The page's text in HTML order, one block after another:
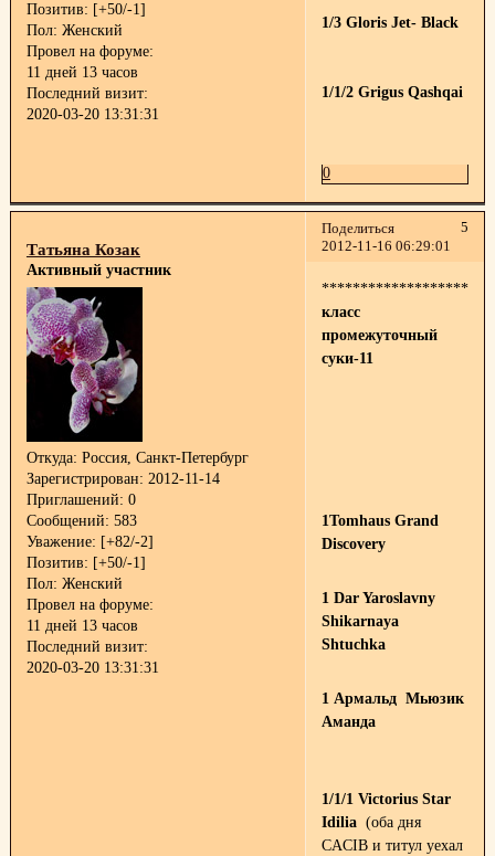
Позитив: [+50/-1]
Пол: Женский
Провел на форуме:
11 дней 13 часов
Последний визит:
2020-03-20 13:31:31
1/3 Gloris Jet- Black
1/1/2 Grigus Qashqai
0
Поделиться
5
2012-11-16 06:29:01
Татьяна Козак
Активный участник
Откуда: Россия, Санкт-Петербург
Зарегистрирован: 2012-11-14
Приглашений: 0
Сообщений: 583
Уважение: [+82/-2]
Позитив: [+50/-1]
Пол: Женский
Провел на форуме:
11 дней 13 часов
Последний визит:
2020-03-20 13:31:31
класс
промежуточный
суки-11
1Tomhaus Grand
Discovery
1 Dar Yaroslavny
Shikarnaya
Shtuchka
1 Армальд Мьюзик
Аманда
1/1/1 Victorius Star
Idilia(оба дня
CACIB и титул уехал